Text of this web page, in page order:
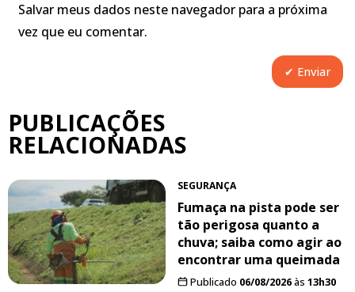
Salvar meus dados neste navegador para a próxima
vez que eu comentar.
PUBLICAÇÕES
RELACIONADAS
SEGURANÇA
Fumaça na pista pode ser
tão perigosa quanto a
chuva; saiba como agir ao
encontrar uma queimada
Publicado 06/08/2026às 13h30